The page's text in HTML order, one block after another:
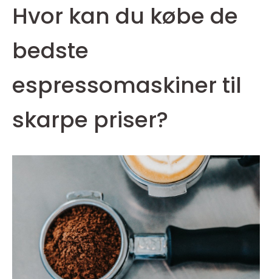
Hvor kan du købe de
bedste
espressomaskiner til
skarpe priser?